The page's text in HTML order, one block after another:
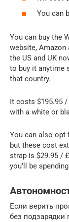
You can
You can buy the
website, Amazon
the US and UK
to buy it anytime
that country.
It costs $195.95 /
with a white or
You can also opt
but these cost
strap is $29.95 /
you’ll be
Если верить
без подзарядки